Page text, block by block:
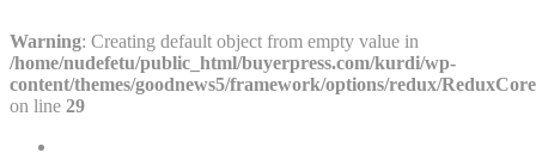
Warning: Creating default object from empty value in
/home/nudefetu/public_html/buyerpress.com/kurdi/wp-
content/themes/goodnews5/framework/options/redux/
on line 29